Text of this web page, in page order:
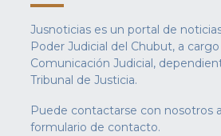
Jusnoticias es un portal de
Poder Judicial del Chubut, a
Comunicación Judicial,
Tribunal de Justicia.
Puede contactarse con nosotros
formulario de contacto.